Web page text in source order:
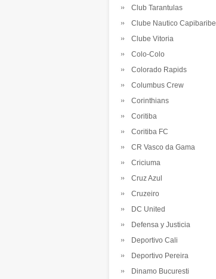
Club Tarantulas
Clube Nautico Capibaribe
Clube Vitoria
Colo-Colo
Colorado Rapids
Columbus Crew
Corinthians
Coritiba
Coritiba FC
CR Vasco da Gama
Criciuma
Cruz Azul
Cruzeiro
DC United
Defensa y Justicia
Deportivo Cali
Deportivo Pereira
Dinamo Bucuresti